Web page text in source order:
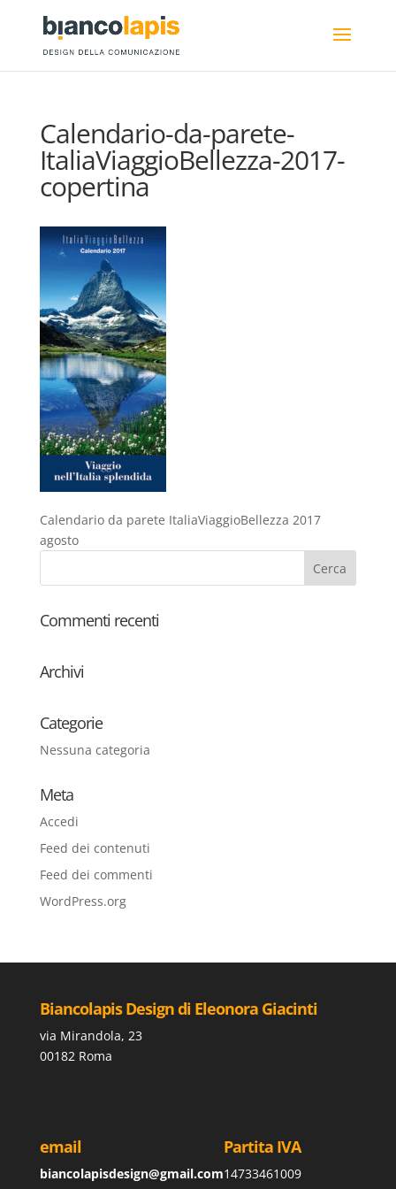
Calendario-da-parete-
ItaliaViaggioBellezza-2017-
copertina
Calendario da parete ItaliaViaggioBellezza 2017
agosto
Commenti recenti
Archivi
Categorie
Nessuna categoria
Meta
Accedi
Feed dei contenuti
Feed dei commenti
WordPress.org
Biancolapis Design di Eleonora Giacinti
via Mirandola, 23
00182 Roma
email
biancolapisdesign@gmail.com
Partita IVA
14733461009